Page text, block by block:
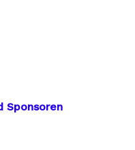
Sponsoren